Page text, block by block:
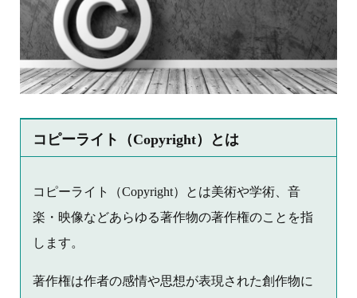
コピーライト（Copyright）とは
コピーライト（Copyright）とは美術や学術、音
楽・映像などあらゆる著作物の著作権のことを指
します。
著作権は作者の感情や思想が表現された創作物に